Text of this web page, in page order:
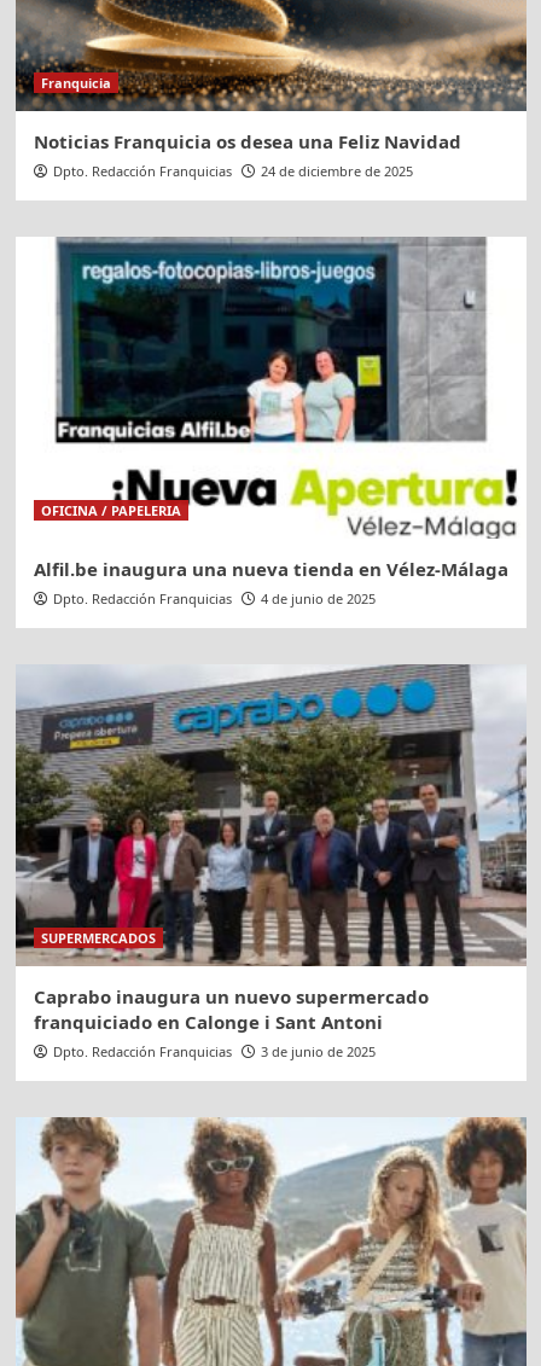
Franquicia
Noticias Franquicia os desea una Feliz Navidad
Dpto. Redacción Franquicias 24 de diciembre de 2025
OFICINA / PAPELERIA
Alfil.be inaugura una nueva tienda en Vélez-Málaga
Dpto. Redacción Franquicias 4 de junio de 2025
SUPERMERCADOS
Caprabo inaugura un nuevo supermercado
franquiciado en Calonge i Sant Antoni
Dpto. Redacción Franquicias 3 de junio de 2025